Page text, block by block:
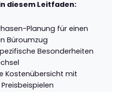
diesem Leitfaden:
Planung für einen
Büroumzug
Besonderheiten
Kostenübersicht mit